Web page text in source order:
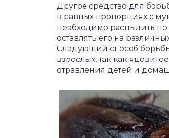
Другое средство для
в равных пропорциях с
необходимо распылить
оставлять его на
Следующий способ борьбы
взрослых, так как
отравления детей и